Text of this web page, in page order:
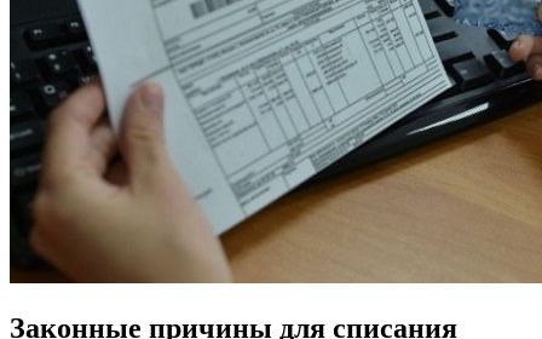
Законные причины для списания